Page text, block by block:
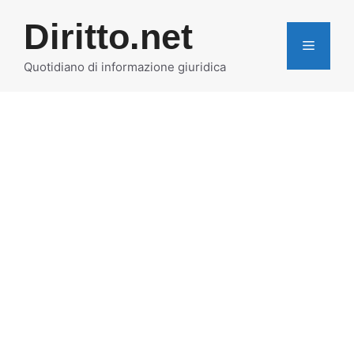
contenuto
Diritto.net
Quotidiano di informazione giuridica
MENU